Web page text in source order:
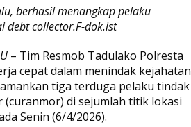
berhasil menangkap pelaku
debt collector.F-dok.ist
– Tim Resmob Tadulako Polresta
cepat dalam menindak kejahatan
tiga terduga pelaku tindak
di sejumlah titik lokasi
Senin (6/4/2026).
Menyatakan